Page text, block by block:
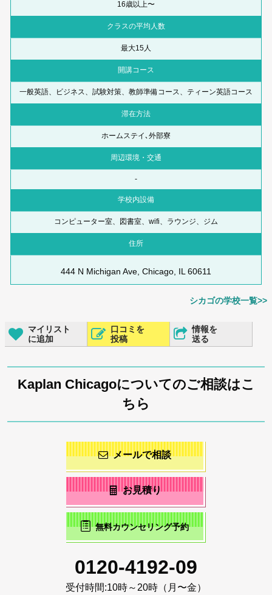
16歳以上〜
クラスの平均人数
最大15人
開講コース
一般英語、ビジネス、試験対策、教師準備コース、ティーン英語コース
滞在方法
ホームステイ､外部寮
周辺環境・交通
-
学校内設備
コンピューター室、図書室、wifi、ラウンジ、ジム
住所
444 N Michigan Ave, Chicago, IL 60611
シカゴの学校一覧>>
マイリスト
に追加
口コミを
投稿
情報を
送る
Kaplan Chicagoについてのご相談はこ
ちら
メールで相談
お見積り
無料カウンセリング予約
0120-4192-09
受付時間:10時～20時（月〜金）